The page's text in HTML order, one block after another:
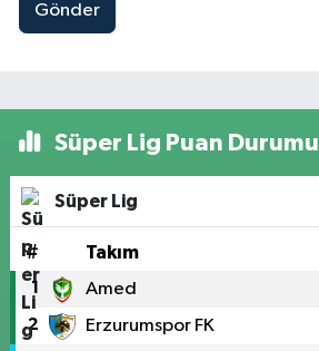
Gönder
Süper Lig Puan Durumu
Süper Lig
# Takım
1 Amed
2 Erzurumspor FK